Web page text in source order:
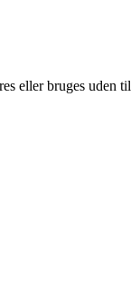
eller bruges uden